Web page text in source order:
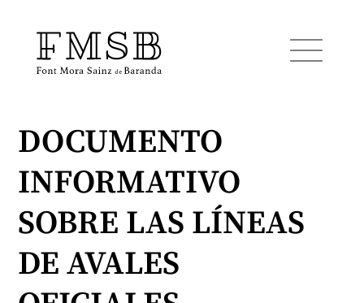
Inicio
Font Mora Sainz de Baranda
DOCUMENTO
INFORMATIVO
SOBRE LAS LÍNEAS
DE AVALES